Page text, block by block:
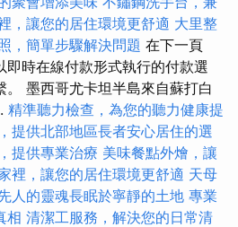
，讓您的居住環境更舒適 大里整
，簡單步驟解決問題 在下一頁
即時在線付款形式執行的付款選
墨西哥尤卡坦半島來自蘇打白
精準聽力檢查，為您的聽力健康提
提供北部地區長者安心居住的選
提供專業治療 美味餐點外燴，讓
裡，讓您的居住環境更舒適 天母
人的靈魂長眠於寧靜的土地 專業
相 清潔工服務，解決您的日常清